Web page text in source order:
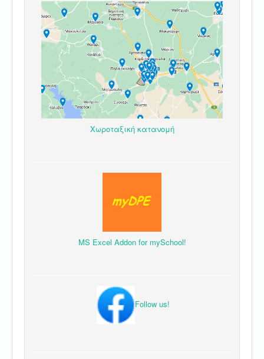
Χωροταξική κατανομή
MS Excel Addon for mySchool!
Follow us!